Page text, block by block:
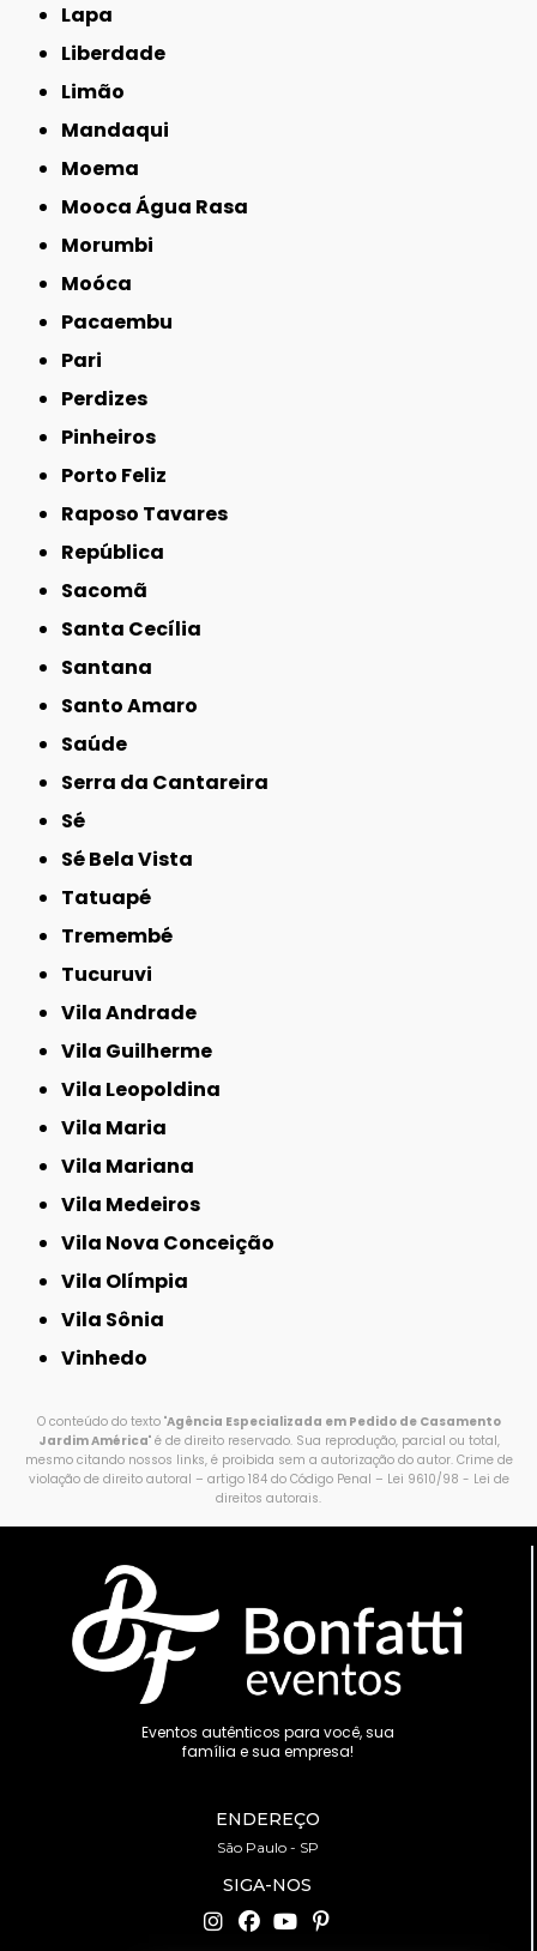
Lapa
Liberdade
Limão
Mandaqui
Moema
Mooca Água Rasa
Morumbi
Moóca
Pacaembu
Pari
Perdizes
Pinheiros
Porto Feliz
Raposo Tavares
República
Sacomã
Santa Cecília
Santana
Santo Amaro
Saúde
Serra da Cantareira
Sé
Sé Bela Vista
Tatuapé
Tremembé
Tucuruvi
Vila Andrade
Vila Guilherme
Vila Leopoldina
Vila Maria
Vila Mariana
Vila Medeiros
Vila Nova Conceição
Vila Olímpia
Vila Sônia
Vinhedo
O conteúdo do texto "Agência Especializada em Pedido de Casamento
Jardim América" é de direito reservado. Sua reprodução, parcial ou total,
mesmo citando nossos links, é proibida sem a autorização do autor. Crime de
violação de direito autoral – artigo 184 do Código Penal – Lei 9610/98 - Lei de
direitos autorais.
Eventos autênticos para você, sua
família e sua empresa!
ENDEREÇO
São Paulo - SP
SIGA-NOS